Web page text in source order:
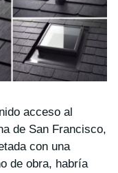
acceso al
de San Francisco,
con una
de obra, habría